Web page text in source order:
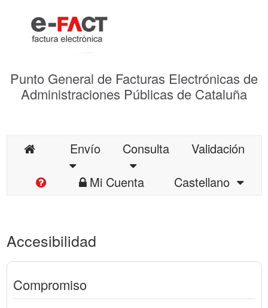
Punto General de Facturas Electrónicas de
Administraciones Públicas de Cataluña
Envío Consulta
Validación
Mi Cuenta
Castellano
Accesibilidad
Compromiso